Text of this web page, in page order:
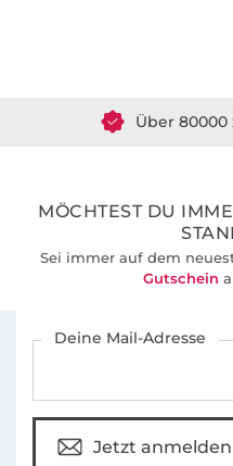
Über
MÖCHTEST DU
Sei immer auf dem
Gutschein
Deine Mail-Adresse
Jetzt anmelden